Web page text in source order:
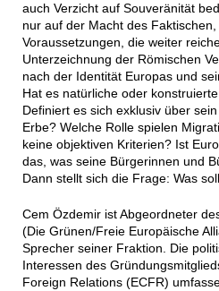
auch Verzicht auf Souveränität
nur auf der Macht des
Voraussetzungen, die weiter
Unterzeichnung der Römischen
nach der Identität Europas und
Hat es natürliche oder
Definiert es sich exklusiv über
Erbe? Welche Rolle spielen
keine objektiven Kriterien? Ist
das, was seine Bürgerinnen und
Dann stellt sich die Frage: Was
Cem Özdemir ist Abgeordneter
(Die Grünen/Freie Europäische
Sprecher seiner Fraktion. Die
Interessen des
Foreign Relations (ECFR)